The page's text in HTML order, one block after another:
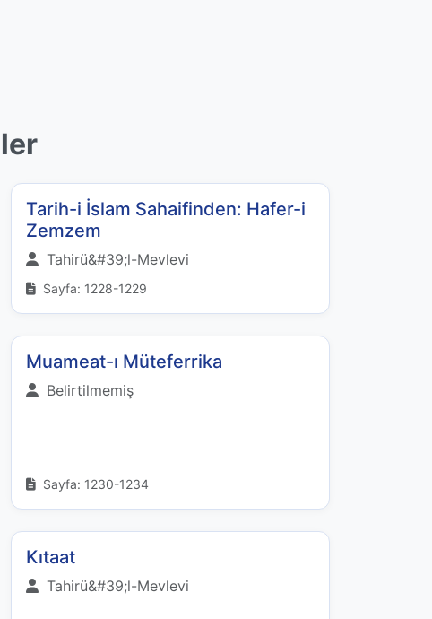
Tarih-i İslam Sahaifinden: Hafer-i
Zemzem
Tahirü&#39;l-Mevlevi
Sayfa: 1228-1229
Muameat-ı Müteferrika
Belirtilmemiş
Sayfa: 1230-1234
Kıtaat
Tahirü&#39;l-Mevlevi